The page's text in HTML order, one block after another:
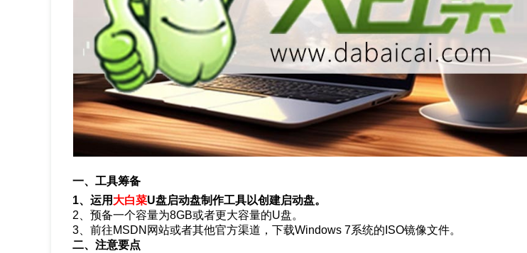
一、工具筹备
1、运用 大白菜U盘启动盘制作工具以创建启动盘。
2、预备一个容量为8GB或者更大容量的U盘。
3、前往MSDN网站或者其他官方渠道，下载Windows 7系统的ISO镜像文件。
二、注意要点